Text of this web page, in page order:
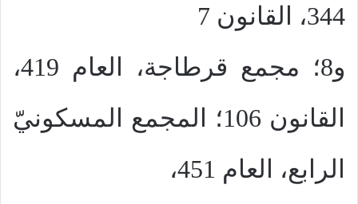
344، القانون 7
و8؛ مجمع قرطاجة، العام 419،
القانون 106؛ المجمع المسكونيّ
الرابع، العام 451،